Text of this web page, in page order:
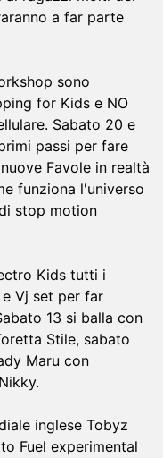
a far parte
sono
for Kids e NO
Sabato 20 e
passi per fare
Favole in realtà
funziona l'universo
stop motion
Kids tutti i
Vj set per far
13 si balla con
Stile, sabato
Maru con
inglese Tobyz
Fuel experimental